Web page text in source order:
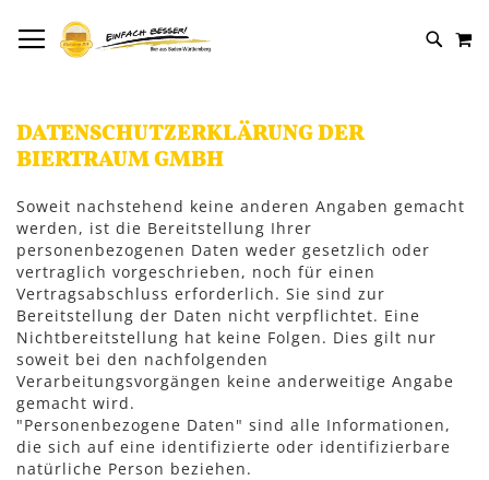
ZUM
INHALT
DATENSCHUTZERKLÄRUNG DER
BIERTRAUM GMBH
Soweit nachstehend keine anderen Angaben gemacht
werden, ist die Bereitstellung Ihrer
personenbezogenen Daten weder gesetzlich oder
vertraglich vorgeschrieben, noch für einen
Vertragsabschluss erforderlich. Sie sind zur
Bereitstellung der Daten nicht verpflichtet. Eine
Nichtbereitstellung hat keine Folgen. Dies gilt nur
soweit bei den nachfolgenden
Verarbeitungsvorgängen keine anderweitige Angabe
gemacht wird.
"Personenbezogene Daten" sind alle Informationen,
die sich auf eine identifizierte oder identifizierbare
natürliche Person beziehen.